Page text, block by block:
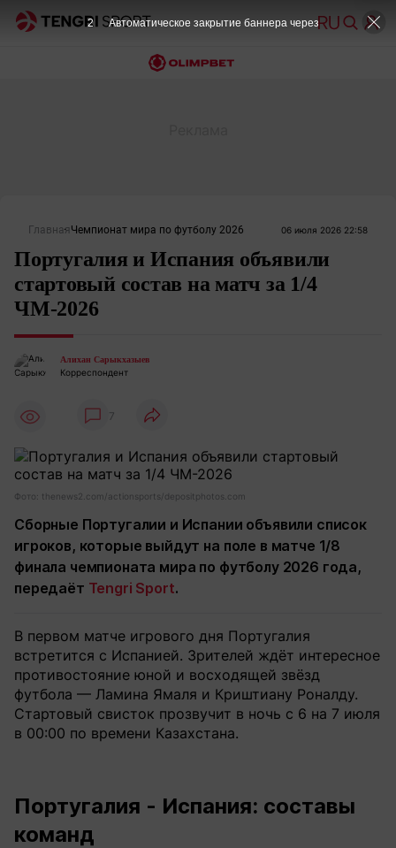
Главная Чемпионат мира по футболу 2026 06 июля 2026 22:58
Португалия и Испания объявили
стартовый состав на матч за 1/4
ЧМ-2026
Алихан Сарыкхазыев
Корреспондент
7
Фото: thenews2.com/actionsports/depositphotos.com
Сборные Португалии и Испании объявили список
игроков, которые выйдут на поле в матче 1/8
финала чемпионата мира по футболу 2026 года,
передаёт Tengri Sport.
В первом матче игрового дня Португалия
встретится с Испанией. Зрителей ждёт интересное
противостояние юной и восходящей звёзд
футбола — Ламина Ямаля и Криштиану Роналду.
Стартовый свисток прозвучит в ночь с 6 на 7 июля
в 00:00 по времени Казахстана.
Португалия - Испания: составы
команд
2 Автоматическое закрытие баннера через